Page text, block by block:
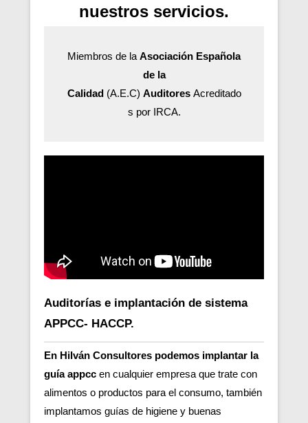
nuestros servicios.
Miembros de la Asociación Española
de la
Calidad(A.E.C) AuditoresAcreditado
s por IRCA.
Auditorías e implantación de sistema
APPCC- HACCP.
En Hilván Consultores podemos implantar la
guía appcc en cualquier empresa que trate con
alimentos o productos para el consumo, también
implantamos guías de higiene y buenas